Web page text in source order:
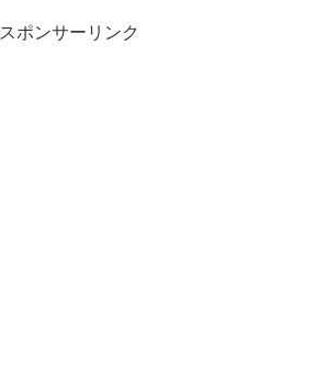
スポンサーリンク